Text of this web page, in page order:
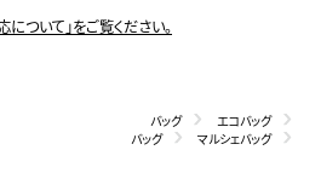
ついて」をご覧ください。
バッグ
エコバッグ
バッグ
マルシェバッグ